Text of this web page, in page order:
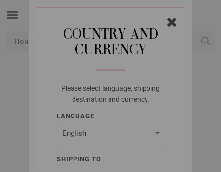
COUNTRY AND
CURRENCY
Please select language, shipping
destination and currency.
LANGUAGE
SHIPPING TO
LANA GROSSA
CAMPO